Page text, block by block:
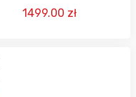
Gaming Emulator
1499.00 zł